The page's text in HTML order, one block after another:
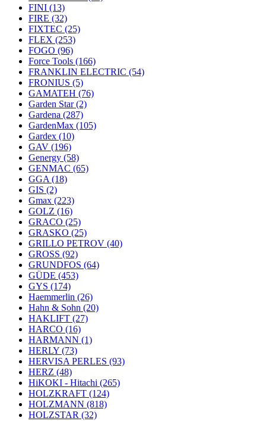
FINI (13)
FIRE (32)
FIXTEC (25)
FLEX (253)
FOGO (96)
Force Tools (166)
FRANKLIN ELECTRIC (54)
FRONIUS (5)
GAMATEH (76)
Garden Star(2)
Gardena (287)
GardenMax (105)
Gardex (10)
GAV (196)
Genergy (58)
GENMAC (65)
GGA (18)
GIS (2)
Gmax (223)
GOLZ (16)
GRACO (25)
GRASKO (25)
GRILLO PETROV (40)
GROSS (92)
GRUNDFOS (64)
GÜDE (453)
GYS (174)
Haemmerlin (26)
Hahn & Sohn (20)
HAKLIFT (27)
HARCO (16)
HARMANN (1)
HERLY (73)
HERVISA PERLES (93)
HERZ (48)
HiKOKI - Hitachi (265)
HOLZKRAFT (124)
HOLZMANN (818)
HOLZSTAR (32)